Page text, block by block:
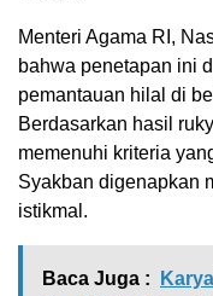
Menteri Agama RI,
bahwa penetapan ini
pemantauan hilal di
Berdasarkan hasil
memenuhi kriteria
Syakban digenapkan
istikmal.
Baca Juga :